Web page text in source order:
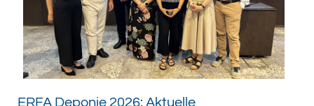
ERFA Deponie 2026: Aktuelle